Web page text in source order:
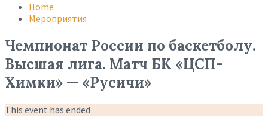
search
Home
Мероприятия
Чемпионат России по баскетболу.
Высшая лига. Матч БК «ЦСП-
Химки» — «Русичи»
This event has ended